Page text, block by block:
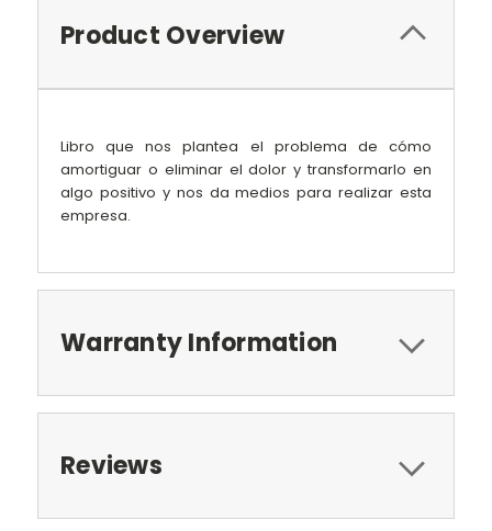
Product Overview
Libro que nos plantea el problema de cómo
amortiguar o eliminar el dolor y transformarlo en
algo positivo y nos da medios para realizar esta
empresa.
Warranty Information
Reviews